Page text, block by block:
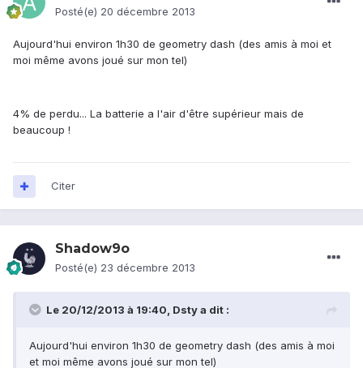
Posté(e) 20 décembre 2013
Aujourd'hui environ 1h30 de geometry dash (des amis à moi et
moi même avons joué sur mon tel)
4% de perdu... La batterie a l'air d'être supérieur mais de
beaucoup !
Citer
Shadow9o
Posté(e) 23 décembre 2013
Le 20/12/2013 à 19:40, Dsty a dit :
Aujourd'hui environ 1h30 de geometry dash (des amis à moi
et moi même avons joué sur mon tel)